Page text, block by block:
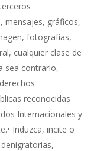
mensajes, gráficos,
fotografías,
cualquier clase de
sea contrario,
reconocidas
Internacionales y
Induzca, incite o